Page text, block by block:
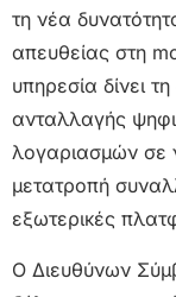
τη νέα
απευθείας στη
υπηρεσία δίνει
ανταλλαγής
λογαριασμών σε
μετατροπή
εξωτερικές
Ο Διευθύνων